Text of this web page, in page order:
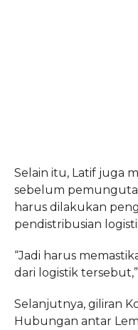
Selain itu, Latif juga
sebelum
harus dilakukan
pendistribusian
“Jadi harus
dari logistik
Selanjutnya, giliran
Hubungan antar